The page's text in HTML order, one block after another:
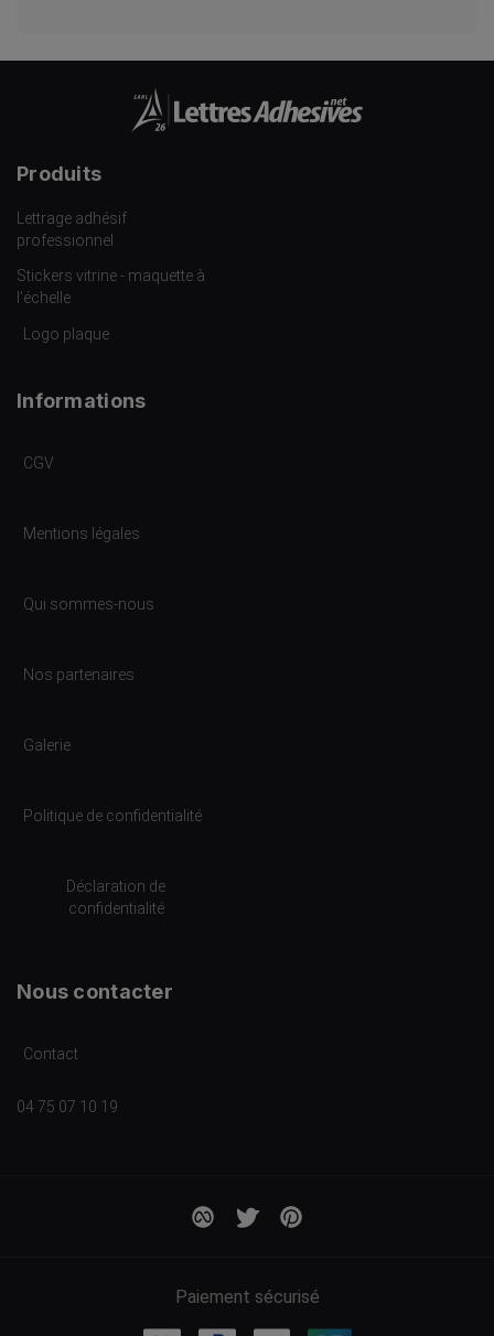
Produits
Lettrage adhésif
professionnel
Stickers vitrine - maquette à
l’échelle
Logo plaque
Informations
CGV
Mentions légales
Qui sommes-nous
Nos partenaires
Galerie
Politique de confidentialité
Déclaration de
confidentialité
Nous contacter
Contact
04 75 07 10 19
Paiement sécurisé